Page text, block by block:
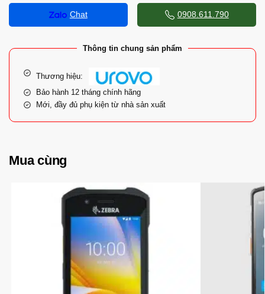
Chat 0908.611.790
Thông tin chung sản phẩm
Thương hiệu:
Bảo hành 12 tháng chính hãng
Mới, đầy đủ phụ kiện từ nhà sản xuất
Mua cùng